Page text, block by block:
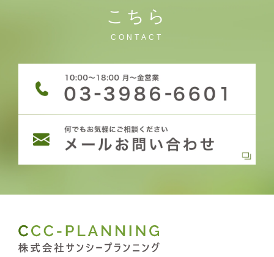
こちら
CONTACT